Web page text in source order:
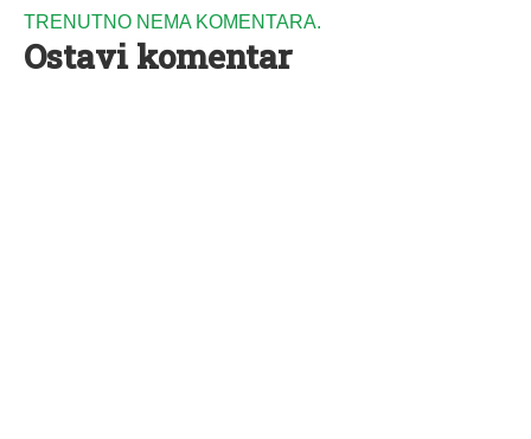
TRENUTNO NEMA KOMENTARA.
Ostavi komentar